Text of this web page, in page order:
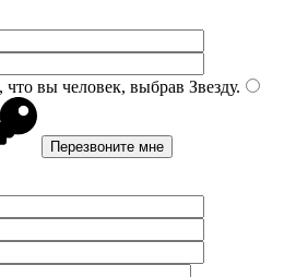
вы человек, выбрав Звезду.